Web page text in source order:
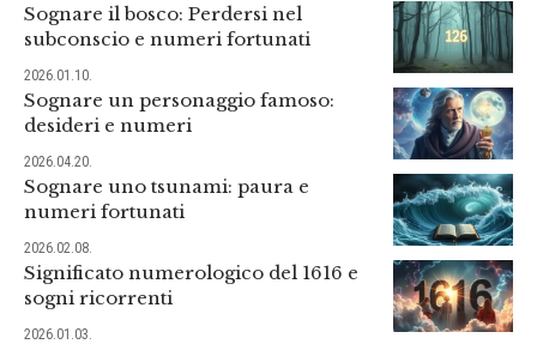
Sognare il bosco: Perdersi nel
subconscio e numeri fortunati
2026.01.10.
Sognare un personaggio famoso:
desideri e numeri
2026.04.20.
Sognare uno tsunami: paura e
numeri fortunati
2026.02.08.
Significato numerologico del 1616 e
sogni ricorrenti
2026.01.03.